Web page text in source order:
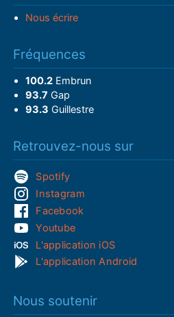
Nous écrire
Fréquences
100.2Embrun
93.7 Gap
93.3 Guillestre
Retrouvez-nous sur
Spotify
Instagram
Facebook
Youtube
L'application iOS
L'application Android
Nous soutenir